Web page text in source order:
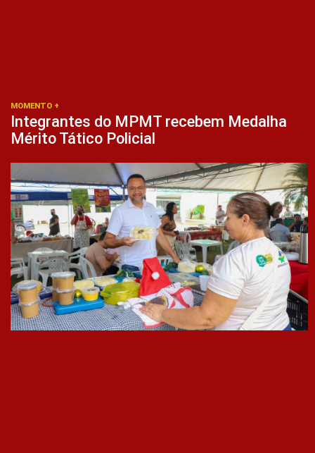
MOMENTO +
Integrantes do MPMT recebem Medalha
Mérito Tático Policial